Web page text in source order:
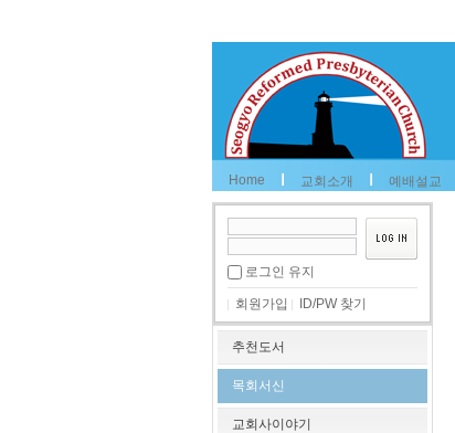
Home 교회소개 예배설교
로그인 유지
회원가입 ID/PW 찾기
추천도서
목회서신
교회사이야기